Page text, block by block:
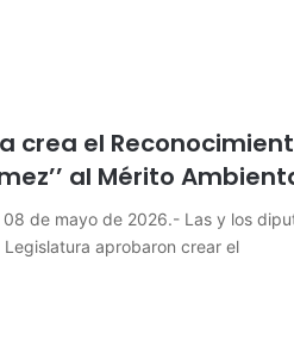
crea el
al Mérito
08 de mayo de 2026.- Las y los
aprobaron crear el